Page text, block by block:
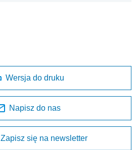
Wersja do druku
Napisz do nas
Zapisz się na newsletter